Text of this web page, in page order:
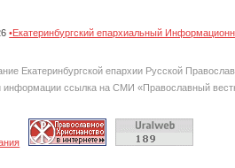
•Екатеринбургский епархиальный
Екатеринбургской епархии Русской
информации ссылка на СМИ «Православный